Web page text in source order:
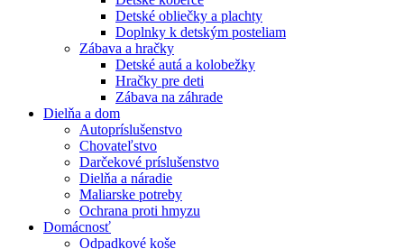
Detské obliečky a plachty
Doplnky k detským posteliam
Zábava a hračky
Detské autá a kolobežky
Hračky pre deti
Zábava na záhrade
Dielňa a dom
Autopríslušenstvo
Chovateľstvo
Darčekové príslušenstvo
Dielňa a náradie
Maliarske potreby
Ochrana proti hmyzu
Domácnosť
Odpadkové koše